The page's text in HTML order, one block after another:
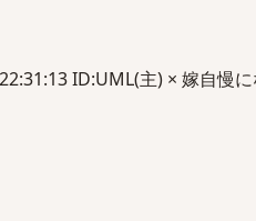
ID:UML(主) × 嫁自慢に